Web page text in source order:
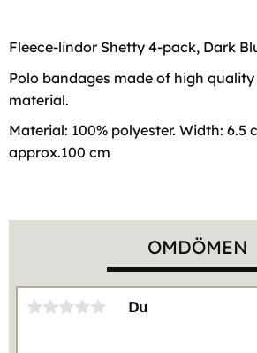
Fleece-lindor Shetty 4-pack, Dark
Polo bandages made of high
material.
Material: 100% polyester. Width: 6.5
approx.100 cm
OMDÖMEN
Du